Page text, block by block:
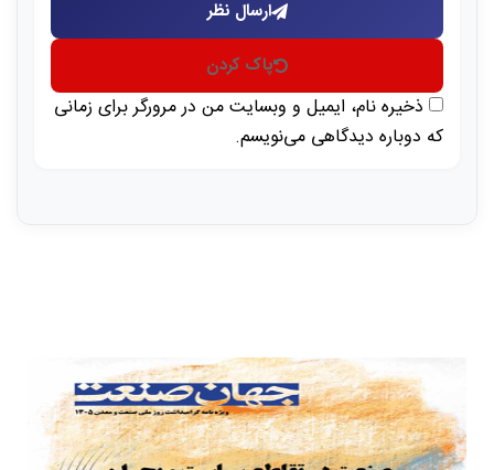
ارسال نظر
پاک کردن
ذخیره نام، ایمیل و وبسایت من در مرورگر برای زمانی
که دوباره دیدگاهی می‌نویسم.